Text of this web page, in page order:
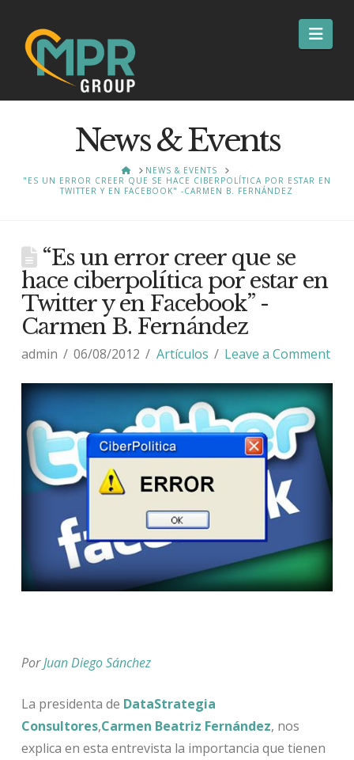
News & Events
HOMENEWS & EVENTS
"ES UN ERROR CREER QUE SE HACE CIBERPOLÍTICA POR ESTAR EN
TWITTER Y EN FACEBOOK" -CARMEN B. FERNÁNDEZ
“Es un error creer que se
hace ciberpolítica por estar en
Twitter y en Facebook” -
Carmen B. Fernández
admin 06/08/2012 Artículos Leave a Comment
PorJuan Diego Sánchez
La presidenta de DataStrategia
Consultores,Carmen Beatriz Fernández, nos
explica en esta entrevista la importancia que tienen